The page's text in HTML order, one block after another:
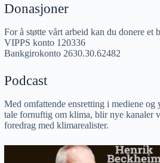
Donasjoner
For å støtte vårt arbeid kan du donere et
VIPPS konto 120336
Bankgirokonto 2630.30.62482
Podcast
Med omfattende ensretting i mediene og
tale fornuftig om klima, blir nye kanaler
foredrag med klimarealister.